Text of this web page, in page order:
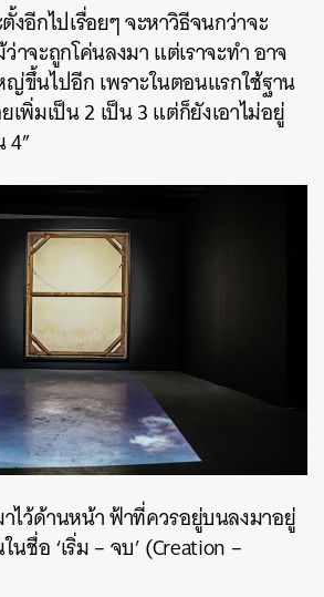
งอีกไปเรื่อยๆ จะหาวิธีจนกว่าจะ
าจะถูกโค่นลงมา แต่เราจะทำ อาจ
ญ่ขึ้นไปอีก เพราะในตอนแรกใช้ฐาน
พิ่มเป็น 2 เป็น 3 แต่ก็ยังเอาไม่อยู่
4”
ไว้ด้านหน้า ฟ้าที่ควรอยู่บนลงมาอยู่
ชื่อ ‘เริ่ม – จบ’ (Creation –